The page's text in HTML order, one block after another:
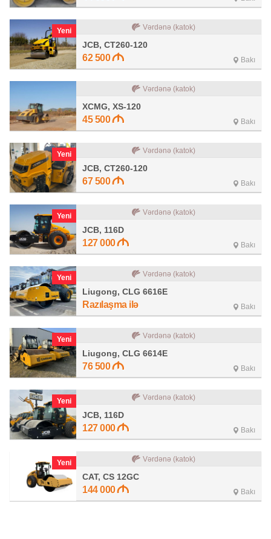
Yeni Vərdənə (katok)
JCB, CT260-120
62 500 Bakı
Vərdənə (katok)
XCMG, XS-120
45 500 Bakı
Yeni Vərdənə (katok)
JCB, CT260-120
67 500 Bakı
Yeni Vərdənə (katok)
JCB, 116D
127 000 Bakı
Yeni Vərdənə (katok)
Liugong, CLG 6616E
Razılaşma ilə Bakı
Yeni Vərdənə (katok)
Liugong, CLG 6614E
76 500 Bakı
Yeni Vərdənə (katok)
JCB, 116D
127 000 Bakı
Yeni Vərdənə (katok)
CAT, CS 12GC
144 000 Bakı